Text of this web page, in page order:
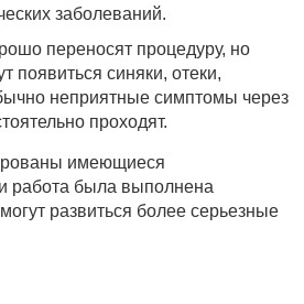
заболеваний.
переносят процедуру, но
появиться синяки, отеки,
неприятные симптомы через
проходят.
имеющиеся
работа была выполнена
развиться более серьезные